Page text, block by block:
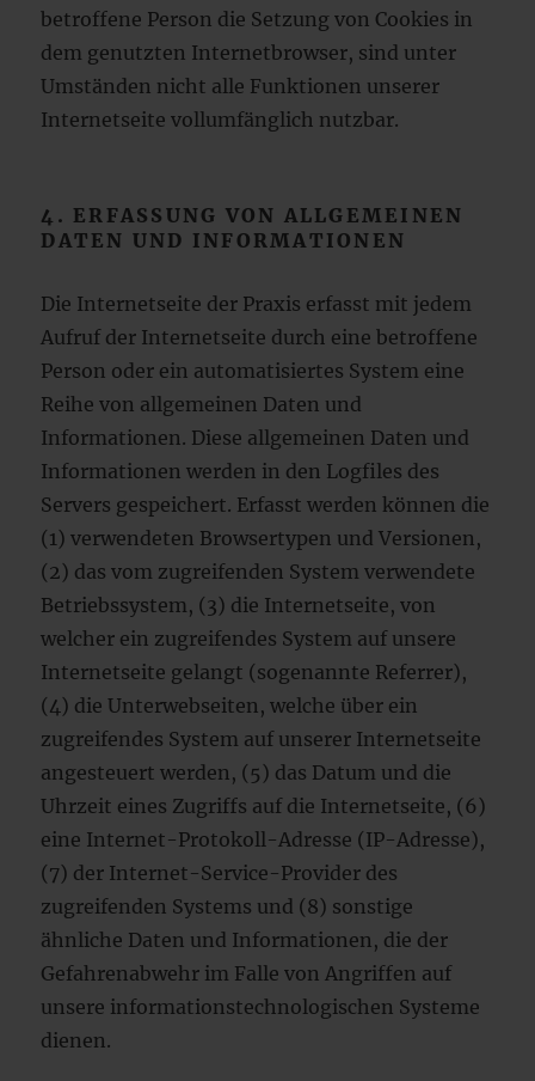
betroffene Person die Setzung von Cookies in
dem genutzten Internetbrowser, sind unter
Umständen nicht alle Funktionen unserer
Internetseite vollumfänglich nutzbar.
4. ERFASSUNG VON ALLGEMEINEN
DATEN UND INFORMATIONEN
Die Internetseite der Praxis erfasst mit jedem
Aufruf der Internetseite durch eine betroffene
Person oder ein automatisiertes System eine
Reihe von allgemeinen Daten und
Informationen. Diese allgemeinen Daten und
Informationen werden in den Logfiles des
Servers gespeichert. Erfasst werden können die
(1) verwendeten Browsertypen und Versionen,
(2) das vom zugreifenden System verwendete
Betriebssystem, (3) die Internetseite, von
welcher ein zugreifendes System auf unsere
Internetseite gelangt (sogenannte Referrer),
(4) die Unterwebseiten, welche über ein
zugreifendes System auf unserer Internetseite
angesteuert werden, (5) das Datum und die
Uhrzeit eines Zugriffs auf die Internetseite, (6)
eine Internet-Protokoll-Adresse (IP-Adresse),
(7) der Internet-Service-Provider des
zugreifenden Systems und (8) sonstige
ähnliche Daten und Informationen, die der
Gefahrenabwehr im Falle von Angriffen auf
unsere informationstechnologischen Systeme
dienen.